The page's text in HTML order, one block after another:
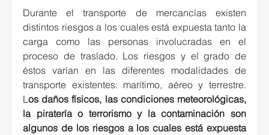
Durante el transporte de mercancías existen
distintos riesgos a los cuales está expuesta tanto la
carga como las personas involucradas en el
proceso de traslado. Los riesgos y el grado de
éstos varían en las diferentes modalidades de
transporte existentes: marítimo, aéreo y terrestre.
Los daños físicos, las condiciones meteorológicas,
la piratería o terrorismo y la contaminación son
algunos de los riesgos a los cuales está expuesta